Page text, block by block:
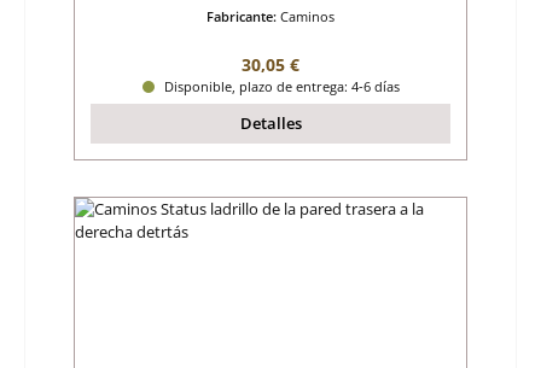
Fabricante: Caminos
Precio normal:
30,05 €
Disponible, plazo de entrega: 4-6 días
Detalles